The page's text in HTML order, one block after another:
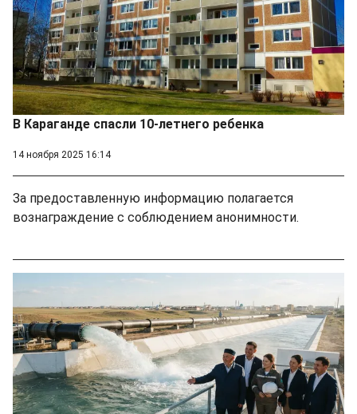
В Караганде спасли 10-летнего ребенка
14 ноября 2025 16:14
За предоставленную информацию полагается
вознаграждение с соблюдением анонимности.